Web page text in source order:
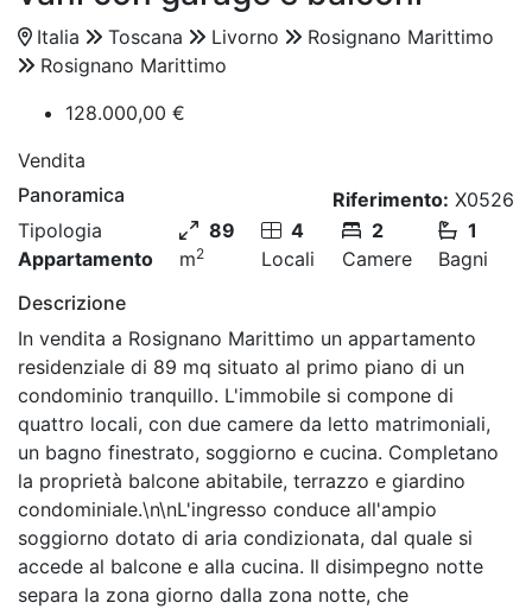
Italia Toscana Livorno
Rosignano Marittimo
Rosignano Marittimo
128.000,00 €
Vendita
Panoramica
Riferimento: X0526
Tipologia
Appartamento
89
m2
4
Locali
2
Camere
1
Bagni
Descrizione
In vendita a Rosignano Marittimo un appartamento
residenziale di 89 mq situato al primo piano di un
condominio tranquillo. L'immobile si compone di
quattro locali, con due camere da letto matrimoniali,
un bagno finestrato, soggiorno e cucina. Completano
la proprietà balcone abitabile, terrazzo e giardino
condominiale.\n\nL'ingresso conduce all'ampio
soggiorno dotato di aria condizionata, dal quale si
accede al balcone e alla cucina. Il disimpegno notte
separa la zona giorno dalla zona notte, che